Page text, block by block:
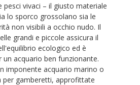
pesci vivaci – il giusto materiale
lo sporco grossolano sia le
non visibili a occhio nudo. Il
grandi e piccole assicura il
ecologico ed è
un acquario ben funzionante.
imponente acquario marino o
per gamberetti, approfittate